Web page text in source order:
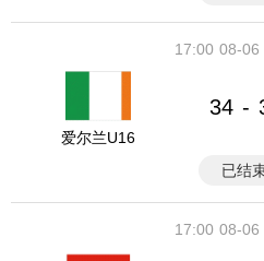
08-06
17:00
爱尔兰U16
34 -
已结
08-06
17:00